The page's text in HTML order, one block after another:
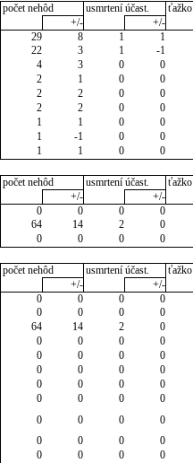
počet nehôd usmrtení účast. ťažko
+/-
+/-
29 8 1 1
22 3 1 -1
4 3 0 0
2 1 0 0
2 2 0 0
2 2 0 0
1 1 0 0
1 -1 0 0
1 1 0 0
počet nehôd usmrtení účast. ťažko
+/-
+/-
0 0 0 0
64 14 2 0
0 0 0 0
počet nehôd usmrtení účast. ťažko
+/-
+/-
0 0 0 0
0 0 0 0
64 14 2 0
0 0 0 0
0 0 0 0
0 0 0 0
0 0 0 0
0 0 0 0
0 0 0 0
0 0 0 0
0 0 0 0